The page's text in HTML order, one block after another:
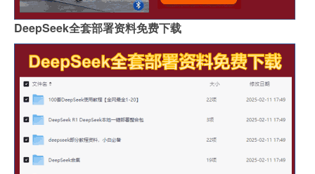
DeepSeek全套部署资料免费下载